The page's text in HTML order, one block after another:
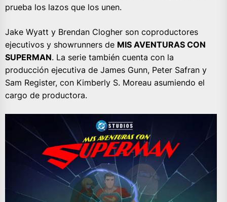
prueba los lazos que los unen.
Jake Wyatt y Brendan Clogher son coproductores
ejecutivos y showrunners de MIS AVENTURAS CON
SUPERMAN. La serie también cuenta con la
producción ejecutiva de James Gunn, Peter Safran y
Sam Register, con Kimberly S. Moreau asumiendo el
cargo de productora.